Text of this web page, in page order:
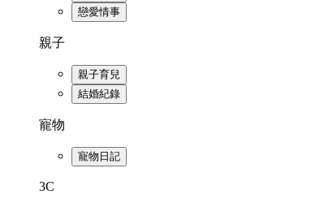
戀愛情事
親子
親子育兒
結婚紀錄
寵物
寵物日記
3C